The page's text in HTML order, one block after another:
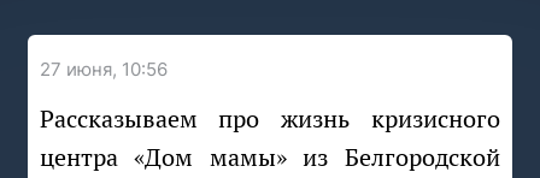
27 июня, 10:56
Рассказываем про жизнь кризисного
центра «Дом мамы» из Белгородской